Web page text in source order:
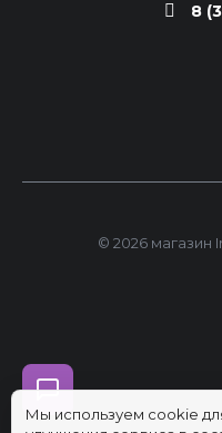
8
© 2026 магазин
Мы используем cookie